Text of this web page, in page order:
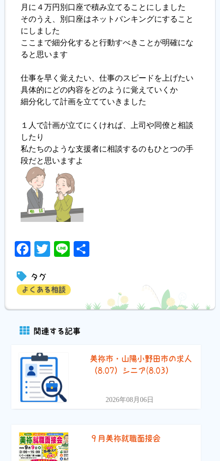
月に４万円別口座で積み立てることにしました
そのうえ、別口座はネットバンキングにすること
にしました
ここまで細分化すると行動すべきことが明確にな
ると思います
仕事を早く覚えたい、仕事のスピードを上げたい
具体的にどの内容をどのように覚えていくか
細分化して計画を立てていきました
１人で計画が立てにくければ、上司や同僚と相談
したり
私たちのような支援者に相談するのもひとつの手
段だと思いますよ
Facebook
Twitter
Line
タグ
よくある相談
関連する記事
美祢市・山陽小野田市の求人
（8.07）シニア(8.03）
2026年08月06日
９月美祢就職面接会